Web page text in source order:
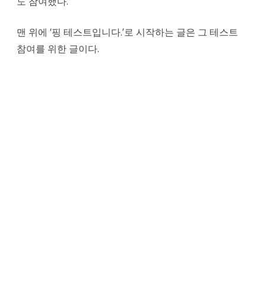
맨 위에 ‘핑 테스트입니다.’로 시작하는 글은 그 테스트
참여를 위한 글이다.